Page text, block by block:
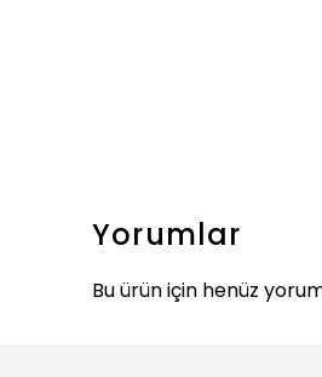
Yorumlar
Bu ürün için henüz